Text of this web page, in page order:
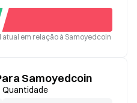
em relação à Samoyedcoin
Samoyedcoin
Quantidade